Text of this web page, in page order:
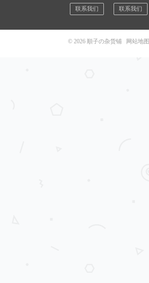
联系我们 联系我们
© 2026 順子の杂货铺 网站地图